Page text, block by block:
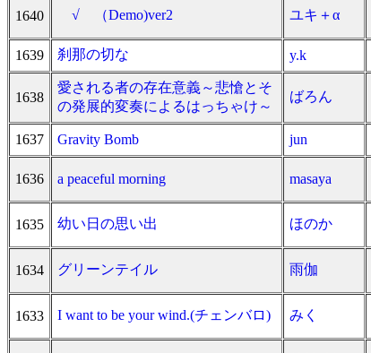
1640 √ （Demo)ver2 ユキ＋α
1639 刹那の切な y.k
1638
愛される者の存在意義～悲愴とそ
の発展的変奏によるはっちゃけ～
ばろん
1637 Gravity Bomb jun
1636 a peaceful morning masaya
1635 幼い日の思い出 ほのか
1634 グリーンテイル 雨伽
1633 I want to be your wind.(チェンバロ) みく